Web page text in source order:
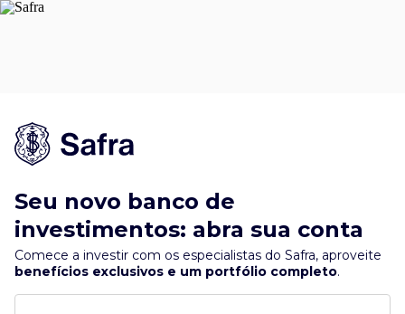
Seu novo banco de
investimentos: abra sua conta
Comece a investir com os especialistas do Safra, aproveite
benefícios exclusivos e um portfólio completo.